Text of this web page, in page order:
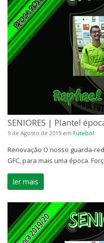
SENIORES | Plantel
9 de Agosto de 2019 em Futebol
Renovação O nosso guarda-
GFC, para mais uma época.
ler mais